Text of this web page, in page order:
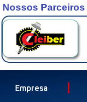
Nossos Parceiros
Empresa